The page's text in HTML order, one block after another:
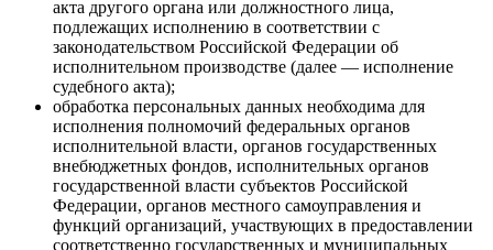
акта другого органа или должностного лица,
подлежащих исполнению в соответствии с
законодательством Российской Федерации об
исполнительном производстве (далее — исполнение
судебного акта);
обработка персональных данных необходима для
исполнения полномочий федеральных органов
исполнительной власти, органов государственных
внебюджетных фондов, исполнительных органов
государственной власти субъектов Российской
Федерации, органов местного самоуправления и
функций организаций, участвующих в предоставлении
соответственно государственных и муниципальных